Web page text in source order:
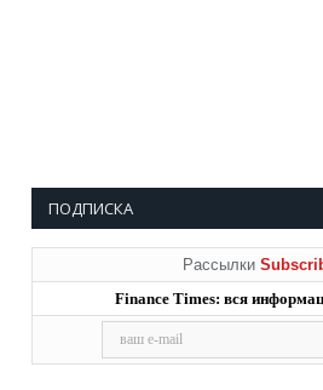
ПОДПИСКА
Рассылки
Finance Times: вся